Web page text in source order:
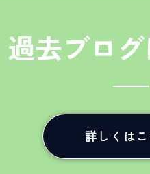
過去ブロ
詳しくはこ